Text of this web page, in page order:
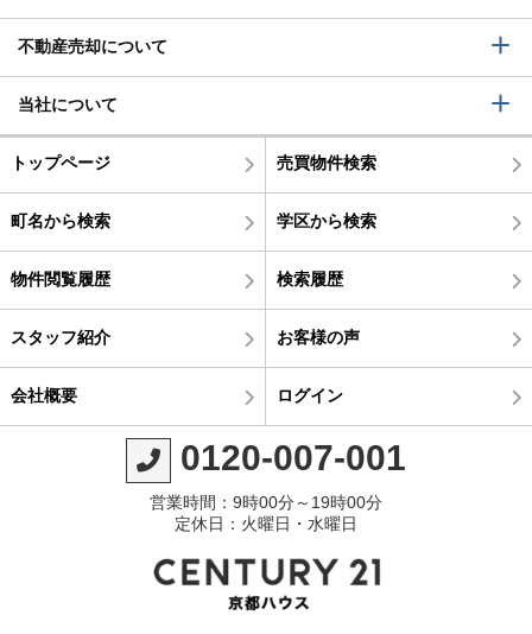
不動産売却について
当社について
トップページ 売買物件検索
町名から検索 学区から検索
物件閲覧履歴 検索履歴
スタッフ紹介 お客様の声
会社概要 ログイン
0120-007-001
営業時間：9時00分～19時00分
定休日：火曜日・水曜日